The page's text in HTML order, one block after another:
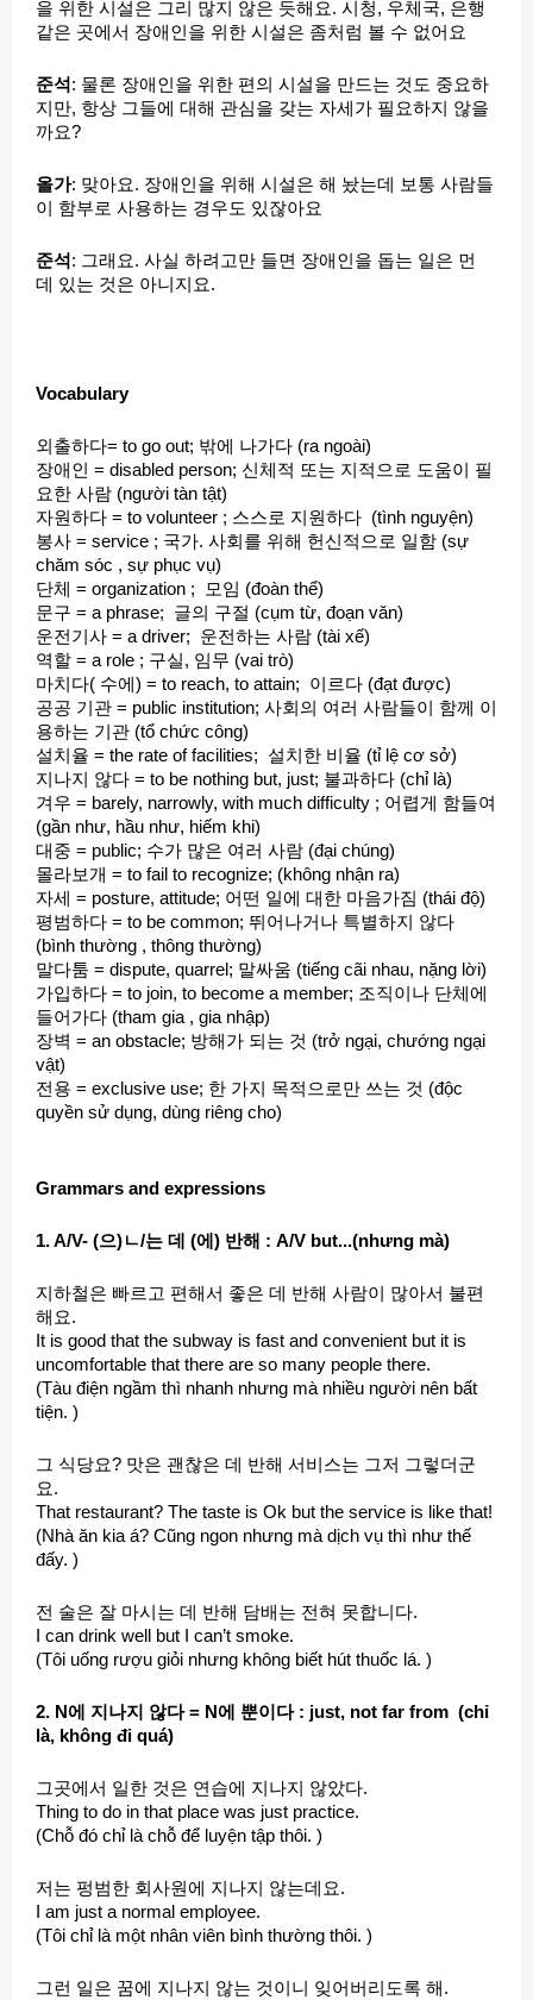
을 위한 시설은 그리 많지 않은 듯해요. 시청, 우체국, 은행
같은 곳에서 장애인을 위한 시설은 좀처럼 볼 수 없어요
준석: 물론 장애인을 위한 편의 시설을 만드는 것도 중요하
지만, 항상 그들에 대해 관심을 갖는 자세가 필요하지 않을
까요?
올가: 맞아요. 장애인을 위해 시설은 해 놨는데 보통 사람들
이 함부로 사용하는 경우도 있잖아요
준석: 그래요. 사실 하려고만 들면 장애인을 돕는 일은 먼
데 있는 것은 아니지요.
Vocabulary
외출하다= to go out; 밖에 나가다 (ra ngoài)
장애인 = disabled person; 신체적 또는 지적으로 도움이 필
요한 사람 (người tàn tật)
자원하다 = to volunteer ; 스스로 지원하다 (tình nguyện)
봉사 = service ; 국가. 사회를 위해 헌신적으로 일함 (sự
chăm sóc , sự phục vụ)
단체 = organization ; 모임 (đoàn thể)
문구 = a phrase; 글의 구절 (cụm từ, đoạn văn)
운전기사 = a driver; 운전하는 사람 (tài xế)
역할 = a role ; 구실, 임무 (vai trò)
마치다( 수에) = to reach, to attain; 이르다 (đạt được)
공공 기관 = public institution; 사회의 여러 사람들이 함께 이
용하는 기관 (tổ chức công)
설치율 = the rate of facilities; 설치한 비율 (tỉ lệ cơ sở)
지나지 않다 = to be nothing but, just; 불과하다 (chỉ là)
겨우 = barely, narrowly, with much difficulty ; 어렵게 함들여
(gần như, hầu như, hiếm khi)
대중 = public; 수가 많은 여러 사람 (đại chúng)
몰라보개 = to fail to recognize; (không nhận ra)
자세 = posture, attitude; 어떤 일에 대한 마음가짐 (thái độ)
평범하다 = to be common; 뛰어나거나 특별하지 않다
(bình thường , thông thường)
말다툼 = dispute, quarrel; 말싸움 (tiếng cãi nhau, nặng lời)
가입하다 = to join, to become a member; 조직이나 단체에
들어가다 (tham gia , gia nhập)
장벽 = an obstacle; 방해가 되는 것 (trở ngại, chướng ngại
vật)
전용 = exclusive use; 한 가지 목적으로만 쓰는 것 (độc
quyền sử dụng, dùng riêng cho)
Grammars and expressions
1. A/V- (으)ㄴ/는 데 (에) 반해 : A/V but...(nhưng mà)
지하철은 빠르고 편해서 좋은 데 반해 사람이 많아서 불편
해요.
It is good that the subway is fast and convenient but it is
uncomfortable that there are so many people there.
(Tàu điện ngầm thì nhanh nhưng mà nhiều người nên bất
tiện. )
그 식당요? 맛은 괜찮은 데 반해 서비스는 그저 그렇더군
요.
That restaurant? The taste is Ok but the service is like that!
(Nhà ăn kia á? Cũng ngon nhưng mà dịch vụ thì như thế
đấy. )
전 술은 잘 마시는 데 반해 담배는 전혀 못합니다.
I can drink well but I can’t smoke.
(Tôi uống rượu giỏi nhưng không biết hút thuốc lá. )
2. N에 지나지 않다 = N에 뿐이다 : just, not far from (chỉ
là, không đi quá)
그곳에서 일한 것은 연습에 지나지 않았다.
Thing to do in that place was just practice.
(Chỗ đó chỉ là chỗ để luyện tập thôi. )
저는 펑범한 회사원에 지나지 않는데요.
I am just a normal employee.
(Tôi chỉ là một nhân viên bình thường thôi. )
그런 일은 꿈에 지나지 않는 것이니 잊어버리도록 해.